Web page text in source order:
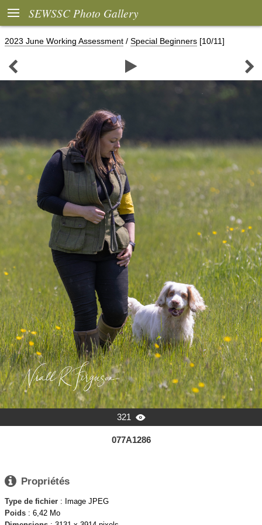
 SEWSSC Photo Gallery
2023 June Working Assessment / Special Beginners [10/11]
  
321 
077A1286
 Propriétés
Type de fichier : Image JPEG
Poids : 6,42 Mo